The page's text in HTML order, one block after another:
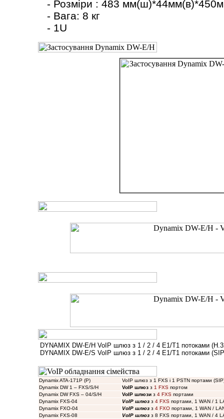
- Розміри : 483
- Вага: 8 кг
- 1U
DYNAMIX DW-E/H VoIP шлюз з 1 / 2 / 4 E1/T1 потоками
DYNAMIX DW-E/S VoIP шлюз з 1 / 2 / 4 E1/T1 потоками
Dynamix ATA-171P (P)
VoIP шлюз з 1 FXS і 1 PSTN портами
Dynamix DW 1 – FXS/S/H
VoIP шлюз з 1 FXS портом
Dynamix DW FXS – 04/S/H
VoIP шлюзи з 4 FXS портами
Dynamix FXS-04
VoIP шлюз з 4 FXS портами, 1 WAN / 1
Dynamix FXO-04
VoIP шлюз з 4 FXO портами, 1 WAN /
Dynamix FXS-08
VoIP шлюз з 8 FXS портами, 1 WAN / 4